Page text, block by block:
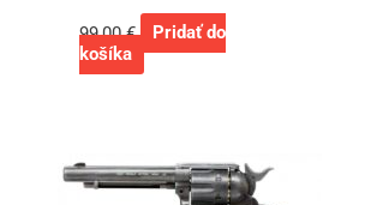
99,00€
Pridať do
košíka